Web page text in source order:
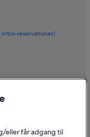
reservationer)
eller får adgang til